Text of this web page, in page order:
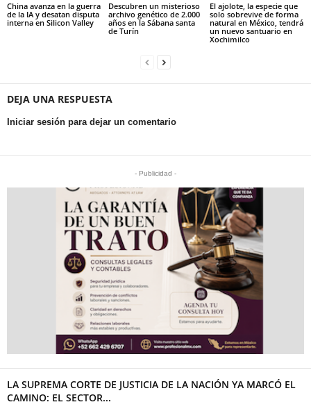
China avanza en la guerra
de la IA y desatan disputa
interna en Silicon Valley
Descubren un misterioso
archivo genético de 2.000
años en la Sábana santa
de Turín
El ajolote, la especie que
solo sobrevive de forma
natural en México, tendrá
un nuevo santuario en
Xochimilco
DEJA UNA RESPUESTA
Iniciar sesión para dejar un comentario
- Publicidad -
LA SUPREMA CORTE DE JUSTICIA DE LA NACIÓN YA MARCÓ EL
CAMINO: EL SECTOR...